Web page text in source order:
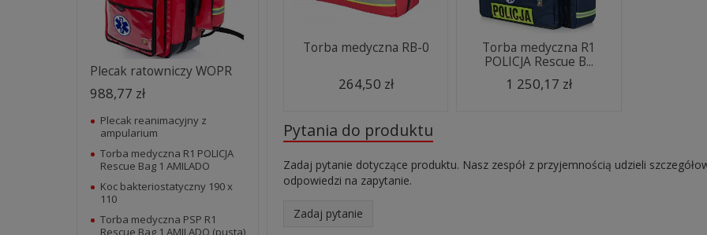
Torba medyczna RB-0
264,50 zł
Torba medyczna R1
POLICJA Rescue B...
1 250,17 zł
Pytania do produktu
Zadaj pytanie dotyczące produktu. Nasz zespół z przyjemnością udzieli
odpowiedzi na zapytanie.
Zadaj pytanie
Plecak ratowniczy WOPR
988,77 zł
Plecak reanimacyjny z
ampularium
Torba medyczna R1 POLICJA
Rescue Bag 1 AMILADO
Koc bakteriostatyczny 190 x
110
Torba medyczna PSP R1
Rescue Bag 1 AMILADO (pusta)